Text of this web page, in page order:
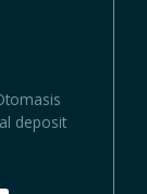
deposit